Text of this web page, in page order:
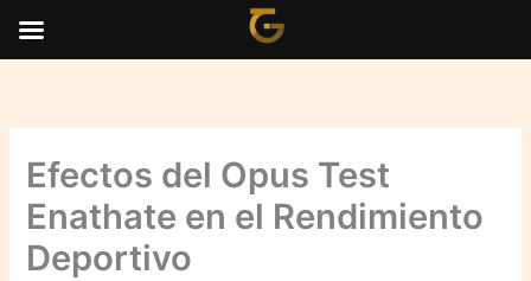
Efectos del Opus Test
Enathate en el Rendimiento
Deportivo